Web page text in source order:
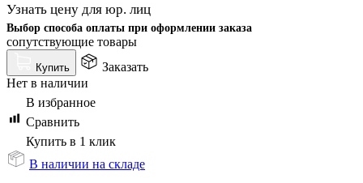
Узнать цену для юр. лиц
Выбор способа оплаты при оформлении заказа
сопутствующие товары
Купить
Заказать
Нет в наличии
В избранное
Сравнить
Купить в 1 клик
В наличии на складе